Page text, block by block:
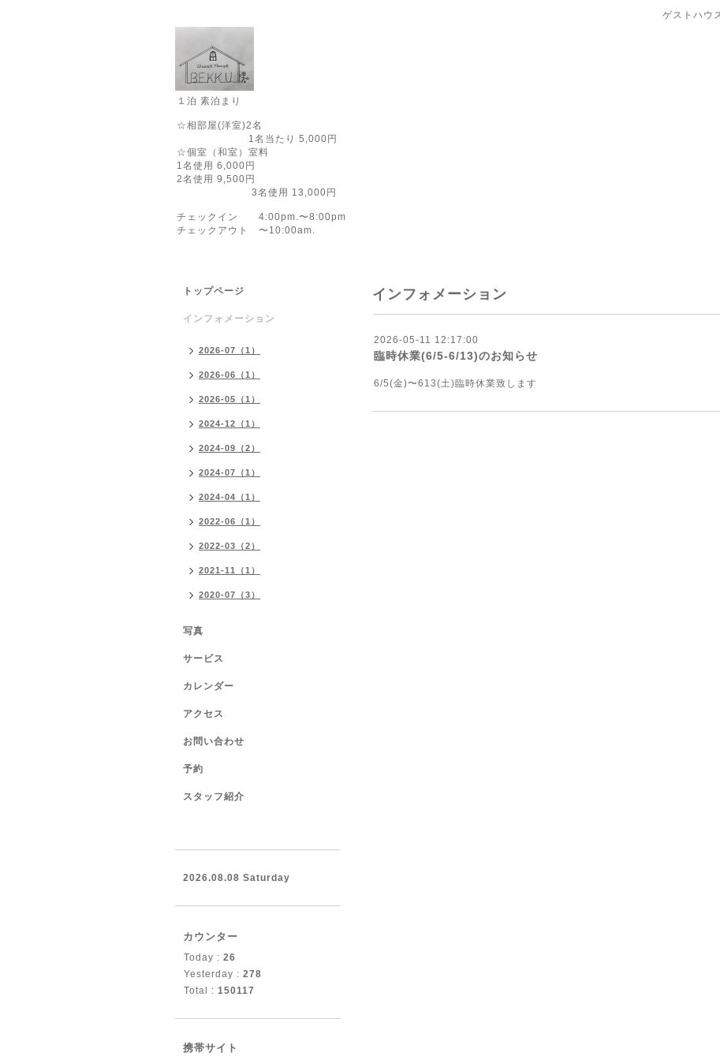
ゲストハウ
１泊 素泊まり
☆相部屋(洋室)2名
1名当たり 5,000円
☆個室（和室）室料
1名使用 6,000円
2名使用 9,500円
3名使用 13,000円
チェックイン 4:00pm.〜8:00pm
チェックアウト 〜10:00am.
インフォメーション
2026-05-11 12:17:00
臨時休業(6/5-6/13)のお知らせ
6/5(金)〜613(土)臨時休業致します
トップページ
インフォメーション
2026-07（1）
2026-06（1）
2026-05（1）
2024-12（1）
2024-09（2）
2024-07（1）
2024-04（1）
2022-06（1）
2022-03（2）
2021-11（1）
2020-07（3）
写真
サービス
カレンダー
アクセス
お問い合わせ
予約
スタッフ紹介
2026.08.08 Saturday
カウンター
Today : 26
Yesterday : 278
Total : 150117
携帯サイト